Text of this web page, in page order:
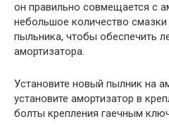
он правильно совмещается с
небольшое количество
пыльника, чтобы обеспечить
амортизатора.
Установите новый пылник на
установите амортизатор в
болты крепления гаечным